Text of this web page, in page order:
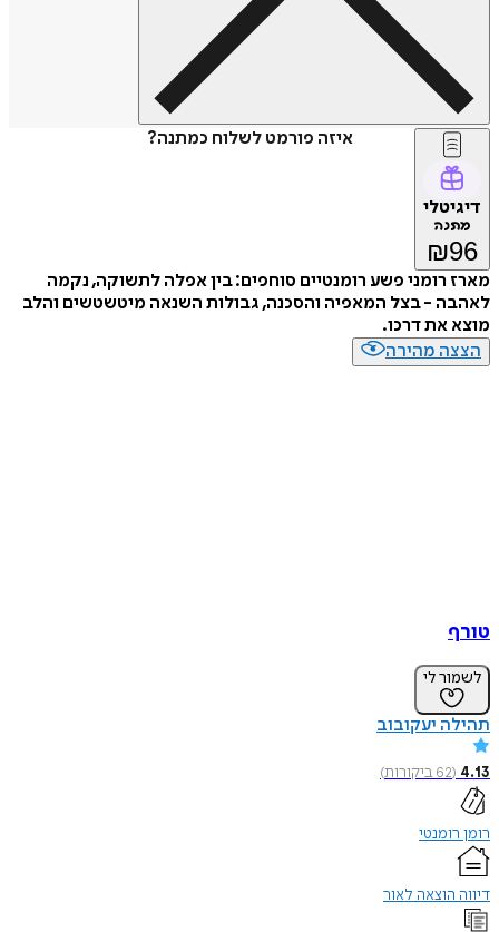
איזה פורמט לשלוח כמתנה?
דיגיטלי
מתנה
₪96
מארז רומני פשע רומנטיים סוחפים: בין אפלה לתשוקה, נקמה
לאהבה - בצל המאפיה והסכנה, גבולות השנאה מיטשטשים והלב
מוצא את דרכו.
הצצה מהירה
טורף
לשמור לי
תהילה יעקובוב
4.13
(
62ביקורות)
רומן רומנטי
דיווה הוצאה לאור